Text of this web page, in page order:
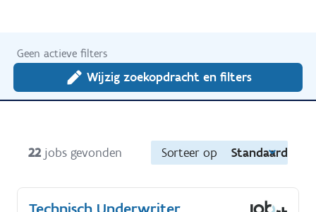
Geen actieve filters
Wijzig zoekopdracht en filters
22 jobs gevonden Sorteer op Standaard